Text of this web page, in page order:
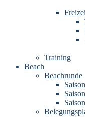
Training
Beach
Beachrunde